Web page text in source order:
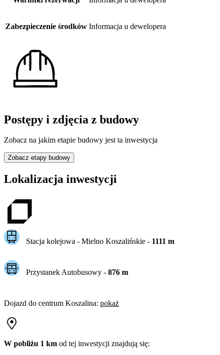
Zabezpieczenie środków Informacja u dewelopera
Postępy i zdjęcia z budowy
Zobacz na jakim etapie budowy jest ta inwestycja
Zobacz etapy budowy
Lokalizacja inwestycji
Stacja kolejowa - Mielno Koszalińskie- 1111 m
Przystanek Autobusowy - 876m
Dojazd do centrum Koszalina: pokaż
W pobliżu 1 km od tej inwestycji znajdują się: